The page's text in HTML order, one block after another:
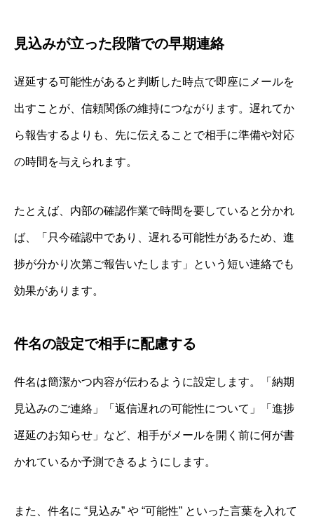
見込みが立った段階での早期連絡
遅延する可能性があると判断した時点で即座にメールを
出すことが、信頼関係の維持につながります。遅れてか
ら報告するよりも、先に伝えることで相手に準備や対応
の時間を与えられます。
たとえば、内部の確認作業で時間を要していると分かれ
ば、「只今確認中であり、遅れる可能性があるため、進
捗が分かり次第ご報告いたします」という短い連絡でも
効果があります。
件名の設定で相手に配慮する
件名は簡潔かつ内容が伝わるように設定します。「納期
見込みのご連絡」「返信遅れの可能性について」「進捗
遅延のお知らせ」など、相手がメールを開く前に何が書
かれているか予測できるようにします。
また、件名に “見込み” や “可能性” といった言葉を入れて